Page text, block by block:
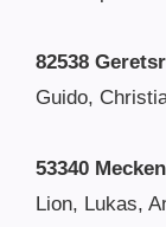
82538
Guido,
53340
Lion, Lukas,